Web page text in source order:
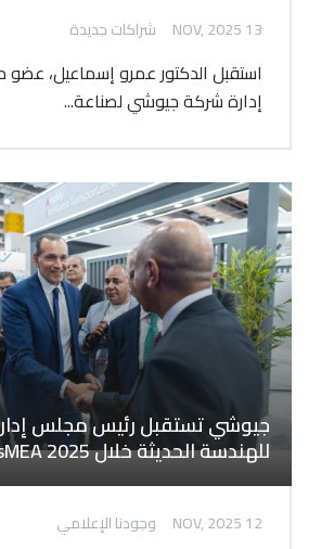
13 NOV, 2025 شراكات جديدة
استقبل الدكتور عمرو إسماعيل،
إدارة شركة جيوشي لصناعة...
جيوشي تستقبل رئيس مجلس
للهندسة الحديثة خلال TransMEA 2025
12 NOV, 2025 وجودنا الإعلامي